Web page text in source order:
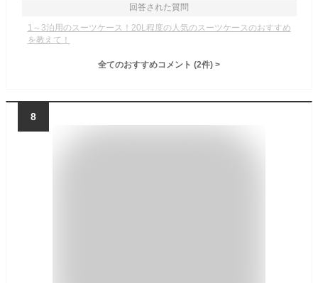
回答された質問
1～3泊用のスーツケース！20L程度の人気のスーツケースのおすすめ
を教えて！
全てのおすすめコメント (2件) >
8